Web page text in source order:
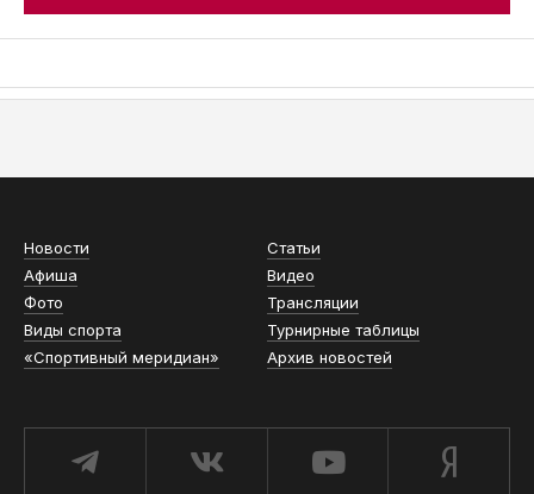
Новости
Статьи
Афиша
Видео
Фото
Трансляции
Виды спорта
Турнирные таблицы
«Спортивный меридиан»
Архив новостей